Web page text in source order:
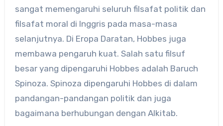
sangat memengaruhi seluruh filsafat politik dan
filsafat moral di Inggris pada masa-masa
selanjutnya. Di Eropa Daratan, Hobbes juga
membawa pengaruh kuat. Salah satu filsuf
besar yang dipengaruhi Hobbes adalah Baruch
Spinoza. Spinoza dipengaruhi Hobbes di dalam
pandangan-pandangan politik dan juga
bagaimana berhubungan dengan Alkitab.